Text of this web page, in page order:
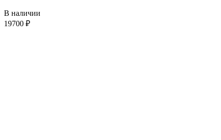
В наличии
19700 ₽